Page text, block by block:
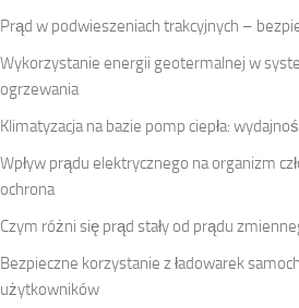
Prąd w podwieszeniach trakcyjnych –
Wykorzystanie energii geotermalnej w
ogrzewania
Klimatyzacja na bazie pomp ciepła:
Wpływ prądu elektrycznego na organizm
ochrona
Czym różni się prąd stały od prądu
Bezpieczne korzystanie z ładowarek
użytkowników